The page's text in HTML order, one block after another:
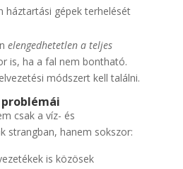
háztartási gépek terhelését
elengedhetetlen a teljes
is, ha a fal nem bontható.
módszert kell találni.
csak a víz- és
strangban, hanem sokszor:
is közösek